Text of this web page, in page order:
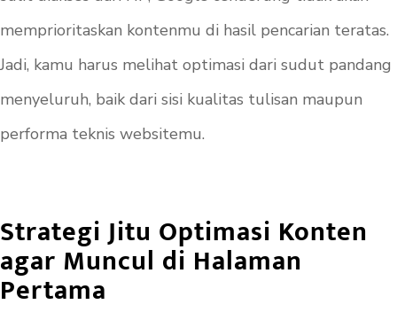
memprioritaskan kontenmu di hasil pencarian teratas.
Jadi, kamu harus melihat optimasi dari sudut pandang
menyeluruh, baik dari sisi kualitas tulisan maupun
performa teknis websitemu.
Strategi Jitu Optimasi Konten
agar Muncul di Halaman
Pertama